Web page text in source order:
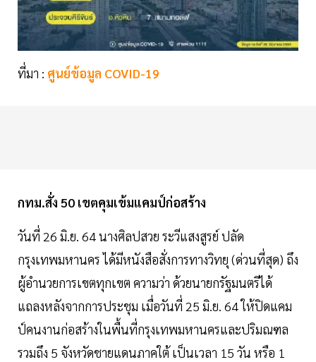
ที่มา : ศูนย์ข้อมูล COVID-19
กทม.สั่ง 50 เขตคุมเข้มแคมป์ก่อสร้าง
วันที่ 26 มิ.ย. 64 นางศิลปสวย ระวีแสงสูรย์ ปลัด
กรุงเทพมหานคร ได้มีหนังสือสั่งการทางวิทยุ (ด่วนที่สุด) ถึง
ผู้อำนวยการเขตทุกเขต ความว่า ด้วยนายกรัฐมนตรีได้
แถลงหลังจากการประชุม เมื่อวันที่ 25 มิ.ย. 64 ให้ปิดแคม
ป์คนงานก่อสร้างในพื้นที่กรุงเทพมหานครและปริมณฑล
รวมถึง 5 จังหวัดชายแดนภาคใต้ เป็นเวลา 15 วัน หรือ 1